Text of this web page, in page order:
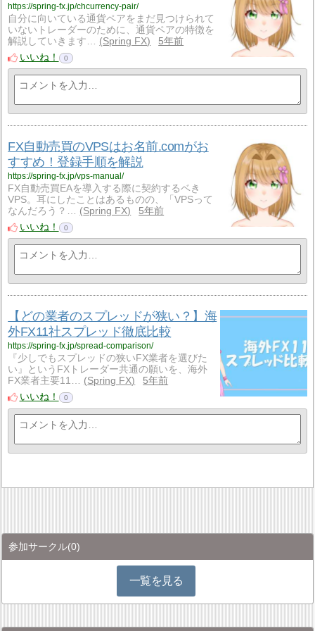
https://spring-fx.jp/chcurrency-pair/
自分に向いている通貨ペアをまだ見つけられて
いないトレーダーのために、通貨ペアの特徴を
解説していきます…
Spring FX
5年前
いいね！
0
FX自動売買のVPSはお名前.comがお
すすめ！登録手順を解説
https://spring-fx.jp/vps-manual/
FX自動売買EAを導入する際に契約するベき
VPS。耳にしたことはあるものの、「VPSって
なんだろう？…
Spring FX
5年前
いいね！
0
【どの業者のスプレッドが狭い？】海
外FX11社スプレッド徹底比較
https://spring-fx.jp/spread-comparison/
『少しでもスプレッドの狭いFX業者を選びた
い』というFXトレーダー共通の願いを、海外
FX業者主要11…
Spring FX
5年前
いいね！
0
参加サークル(0)
一覧を見る